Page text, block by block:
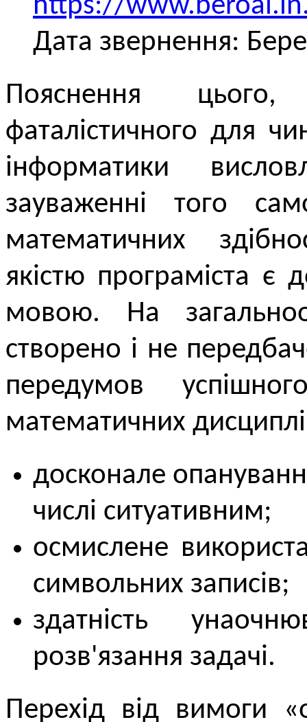
https://
Дата звернення:
Пояснення
фаталістичного для
інформатики
зауваженні того
математичних
якістю програміста є
мовою. На
створено і не
передумов
математичних
досконале
числі ситуативним;
осмислене
символьних записів;
здатність
розв'язання задачі.
Перехід від вимоги